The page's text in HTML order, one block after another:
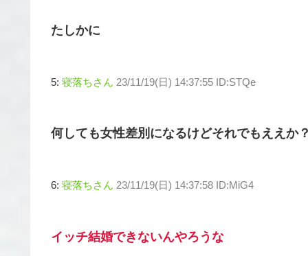
たしかに
5: 寝落ちさん 23/11/19(日) 14:37:55 ID:STQe
何しても女性差別になるけどそれでもええか
6: 寝落ちさん 23/11/19(日) 14:37:58 ID:MiG4
イッチ結婚できないんやろうな